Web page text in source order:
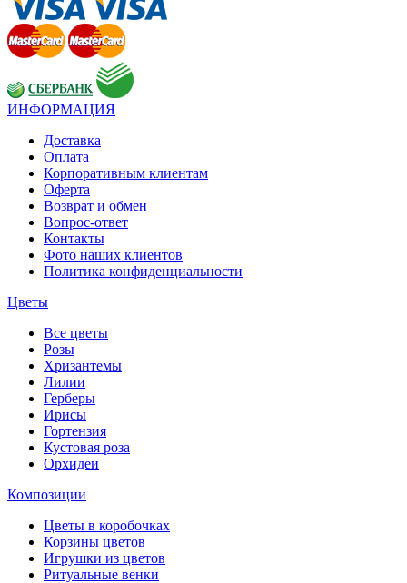
ИНФОРМАЦИЯ
Доставка
Оплата
Корпоративным клиентам
Оферта
Возврат и обмен
Вопрос-ответ
Контакты
Фото наших клиентов
Политика конфиденциальности
Цветы
Все цветы
Розы
Хризантемы
Лилии
Герберы
Ирисы
Гортензия
Кустовая роза
Орхидеи
Композиции
Цветы в коробочках
Корзины цветов
Игрушки из цветов
Ритуальные венки